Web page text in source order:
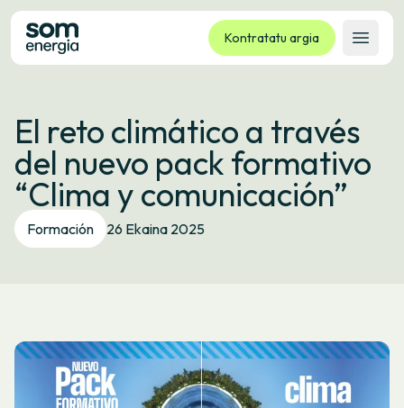
Kontratatu argia
Ireki
Tarifak
Zerbitzuak
Enpresak
Kooperatiba
Kontaktua
El reto climático a través
del nuevo pack formativo
“Clima y comunicación”
Formación 26 Ekaina 2025